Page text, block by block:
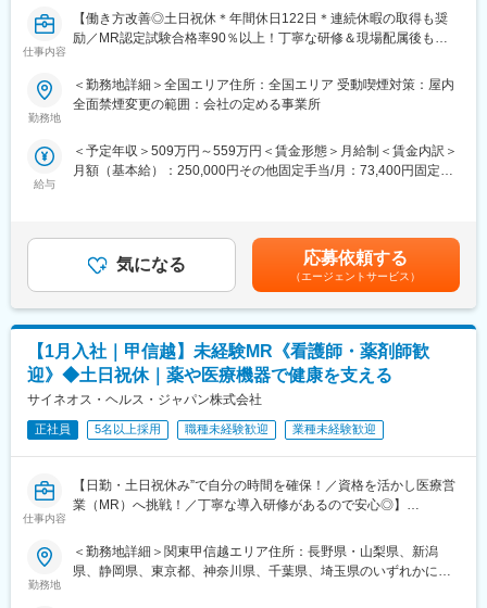
すでに取引のある病院の医師や薬剤師に向け、医薬品の効果や副
作用・適切な使用方法などの情報を提供し、薬剤のプロモーショ
ン活動を行っていただきます。メインの業務は情報提供となるた
活動に専念できる環境です。
個人の予算はありますが、チーム内で助け合う社風が整ってお
す。
給取得もしやすく、年間140日ほど休んでいる方も多くいます。
業部やグループ会社への異動実績も豊富にございます。（※病院の
経営コンサル、医薬品メーカーのマーケティング支援、人事担当
者などの管理部門）
営業経験を活かして様々なキャリアプランを実現できるのは、当
社ならではの強みです。
変更の範囲：会社の定める業務
仕事内容
【働き方改善◎土日祝休＊年間休日122日＊連続休暇の取得も奨
励／MR認定試験合格率90％以上！丁寧な研修＆現場配属後も伴
★医療従事者の経験が活かせる！次の新しいキャリアを築く！
＜医療従事者の方におススメの理由＞
・身につけた医療知識や、臨床経験が活かせます！
現場配属後も、担当サポーターが伴走します。1人にしません！
・東証プライム上場Gの安定基盤×内資系企業◎安定して働ける環
境です！
■職務内容：
MR（医薬情報担当者）として、医師や医薬品卸へ訪問、医薬品に
関する情報提供を行います。
＜MRとは＞
医薬品販売に際し、医師への医薬品の効果、効能、副作用を情報
いのか」などの情報が付加されて、初めて効果的に使うことがで
きます。医師への適切な医薬品情報の提供を通じて、患者さんの
■安心の研修体制：
勤務地
＜勤務地詳細＞全国エリア住所：全国エリア 受動喫煙対策：屋内
全面禁煙変更の範囲：会社の定める事業所
給与
＜予定年収＞509万円～559万円＜賃金形態＞月給制＜賃金内訳＞
月額（基本給）：250,000円その他固定手当/月：73,400円固定残
どを考慮し、規定により決定します。※年収の他に別途日当（月額
3～4万円）・諸手当有昇給：年1回★頑張りに応じて年収UP★赴
任先の評価次第で大幅に年収をUPできます。（年2回業績給改
定）賃金はあくまでも目安の金額であり、選考を通じて上下する
可能性があります。月給(月額)は固定手当を含めた表記です。
気になる 応募依頼する
（エージェントサービス）
【1月入社｜甲信越】未経験MR《看護師・薬剤師歓
迎》◆土日祝休｜薬や医療機器で健康を支える
サイネオス・ヘルス・ジャパン株式会社
正社員 5名以上採用 職種未経験歓迎 業種未経験歓迎
仕事内容
【日勤・土日祝休み”で自分の時間を確保！／資格を活かし医療営
業（MR）へ挑戦！／丁寧な導入研修があるので安心◎】
《資格と想いがあれば活躍できる！》
「誰かのためになる仕事がしたい」「社会貢献につながる仕事を
したい」という想いがあればOK！当社には、臨床経験を活かして
勤務地
＜勤務地詳細＞関東甲信越エリア住所：長野県・山梨県、新潟
県、静岡県、東京都、神奈川県、千葉県、埼玉県のいずれかに配